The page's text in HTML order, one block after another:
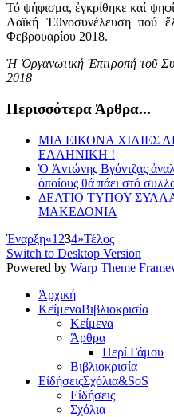
Τό ψήφισμα, ἐγκρίθηκε καί
Λαϊκή Ἐθνοσυνέλευση πού
Φεβρουαρίου 2018.
Ἡ Ὀργανωτική Ἐπιτροπή τοῦ
2018
Περισσότερα Άρθρα...
ΜΙΑ ΕΙΚΟΝΑ ΧΙΛΙΕΣ
ΕΛΛΗΝΙΚΗ !
Ὁ Ἀντώνης Βγόντζας
ὁποίους θά πάει στό
ΔΕΛΤΙΟ ΤΥΠΟΥ
ΜΑΚΕΔΟΝΙΑ
Έναρξη«1 234»Τέλος
Switch to Desktop Version
Powered by Warp Theme
Ἀρχική
ΚείμεναΒιβλιοκρισία
Κείμενα
Άρθρα
Περί Γάμου
Βιβλιοκρισία
ΕἰδήσειςΣχόλια&SoS
Εἰδήσεις
Σχόλια